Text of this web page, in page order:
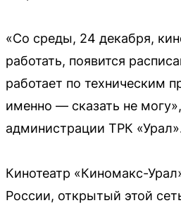
«Со среды, 24 декабря,
работать, появится
работает по техническим
именно — сказать не
администрации ТРК
Кинотеатр «Киномакс-
России, открытый этой